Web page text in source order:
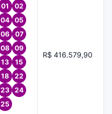
01
02
04
05
06
07
08
09
13
15
18
22
23
24
25
R$ 416.579,90